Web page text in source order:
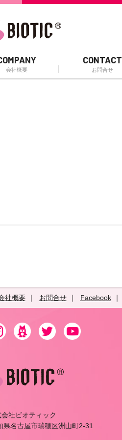
会社概要
CONTACT
お問合せ
社概要 お問合せ Facebook
社ビオティック
県名古屋市瑞穂区洲山町2-31